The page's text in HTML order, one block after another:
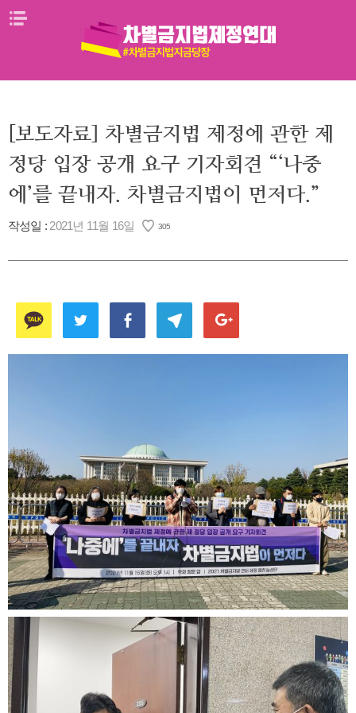
Skip
[보도자료] 차별금지법 제정에 관한 제
정당 입장 공개 요구 기자회견 “‘나중
에’를 끝내자. 차별금지법이 먼저다.”
작성일 : 2021년 11월 16일 305